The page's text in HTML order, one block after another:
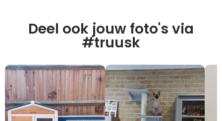
Deel ook jouw foto's via
#truusk